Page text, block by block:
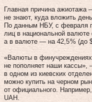
Главная причина ажиотажа
не знают, куда вложить
По данным НБУ, с февраля
лиц в национальной валюте
а в валюте — на 42,5 % (до
«Валюты в
не пополняет наши
в одном из киевских
можно купить на черном
от официального.
UAH.